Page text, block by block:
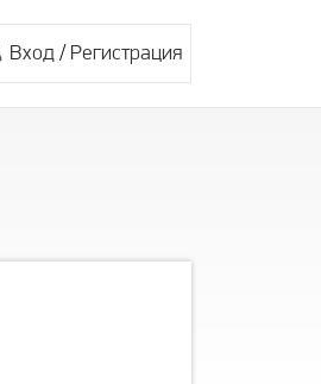
Вход/ Регистрация